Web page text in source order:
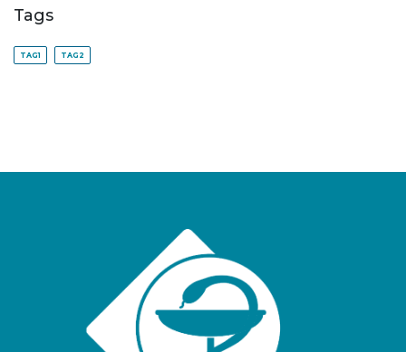
Tags
TAG1 TAG2